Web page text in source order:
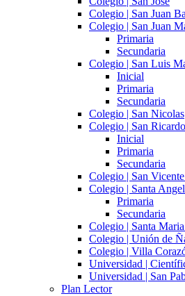
Colegio | San Juan
Colegio | San Juan
Primaria
Secundaria
Colegio | San Luis
Inicial
Primaria
Secundaria
Colegio | San Nicolas
Colegio | San Ricardo
Inicial
Primaria
Secundaria
Colegio | San
Colegio | Santa
Primaria
Secundaria
Colegio | Santa
Colegio | Unión de
Colegio | Villa
Universidad |
Universidad | San
Plan Lector